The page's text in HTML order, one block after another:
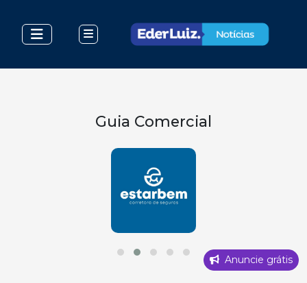
Guia Comercial
Anuncie grátis